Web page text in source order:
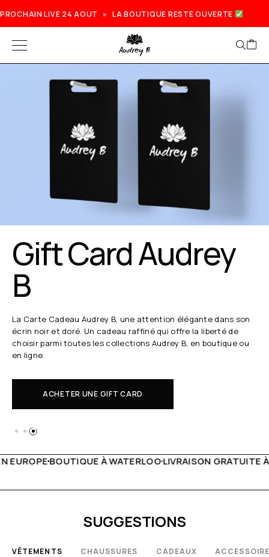
PROCHAIN LIVE 24 AOUT » LA BOUTIQUE RESTE OUVERTE
Gift Card Audrey
B
La Carte Cadeau Audrey B, une attention élégante dans son
écrin noir et doré. Un cadeau raffiné qui offre la liberté de
choisir parmi toutes les collections Audrey B, en boutique ou
en ligne.
ACHETER UNE GIFT CARD
LIVRAISON GRATUITE À PARTIR DE 150€LIVE
SUGGESTIONS
VÊTEMENTS CHAUSSURES CADEAUX